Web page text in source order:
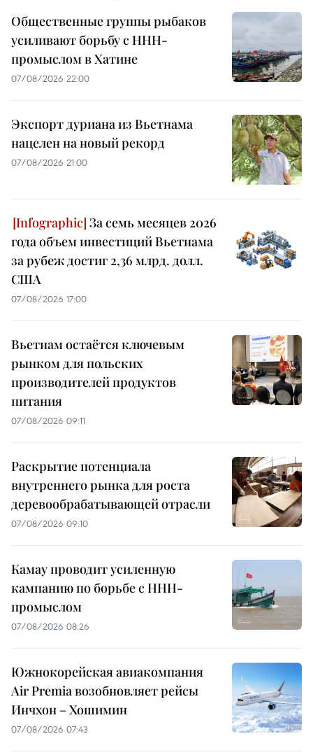
Общественные группы рыбаков
усиливают борьбу с ННН-
промыслом в Хатине
07/08/2026 22:00
Экспорт дуриана из Вьетнама
нацелен на новый рекорд
07/08/2026 21:00
За семь месяцев 2026
года объем инвестиций Вьетнама
за рубеж достиг 2,36 млрд. долл.
США
07/08/2026 17:00
Вьетнам остаётся ключевым
рынком для польских
производителей продуктов
питания
07/08/2026 09:11
Раскрытие потенциала
внутреннего рынка для роста
деревообрабатывающей отрасли
07/08/2026 09:10
Камау проводит усиленную
кампанию по борьбе с ННН-
промыслом
07/08/2026 08:26
Южнокорейская авиакомпания
Air Premia возобновляет рейсы
Инчхон – Хошимин
07/08/2026 07:43